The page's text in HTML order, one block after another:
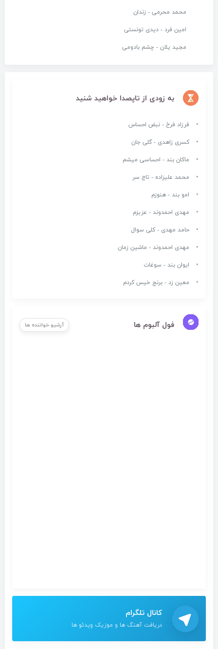
محمد محرمی - زندان
امین فرد - دیدی تونستی
مجید یلان - چشم بادومی
به زودی از تاپصدا خواهید شنید
فرزاد فرخ - نبض احساس
کسری زاهدی - گلی جان
ماکان بند - احساسی میشم
محمد علیزاده - تاج سر
امو بند - هنوزم
مهدی احمدوند - عزیزم
حامد مهدی - کلی سوال
مهدی احمدوند - ماشین زمان
ایوان بند - سوغات
معین زد - برنج خیس کردم
فول آلبوم ها آرشیو خواننده ها
کانال تلگرام
دریافت آهنگ ها و موزیک ویدئو ها